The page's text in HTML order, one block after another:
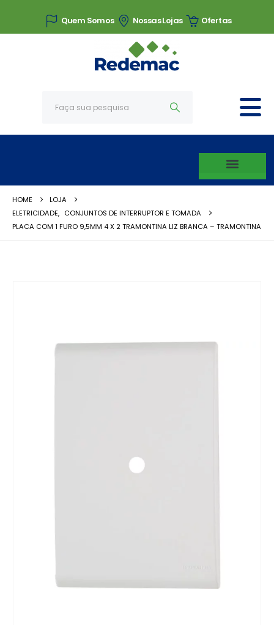
Quem Somos Nossas Lojas Ofertas
HOME
LOJA
ELETRICIDADE, CONJUNTOS DE INTERRUPTOR E TOMADA
PLACA COM 1 FURO 9,5MM 4 X 2 TRAMONTINA LIZ BRANCA – TRAMONTINA